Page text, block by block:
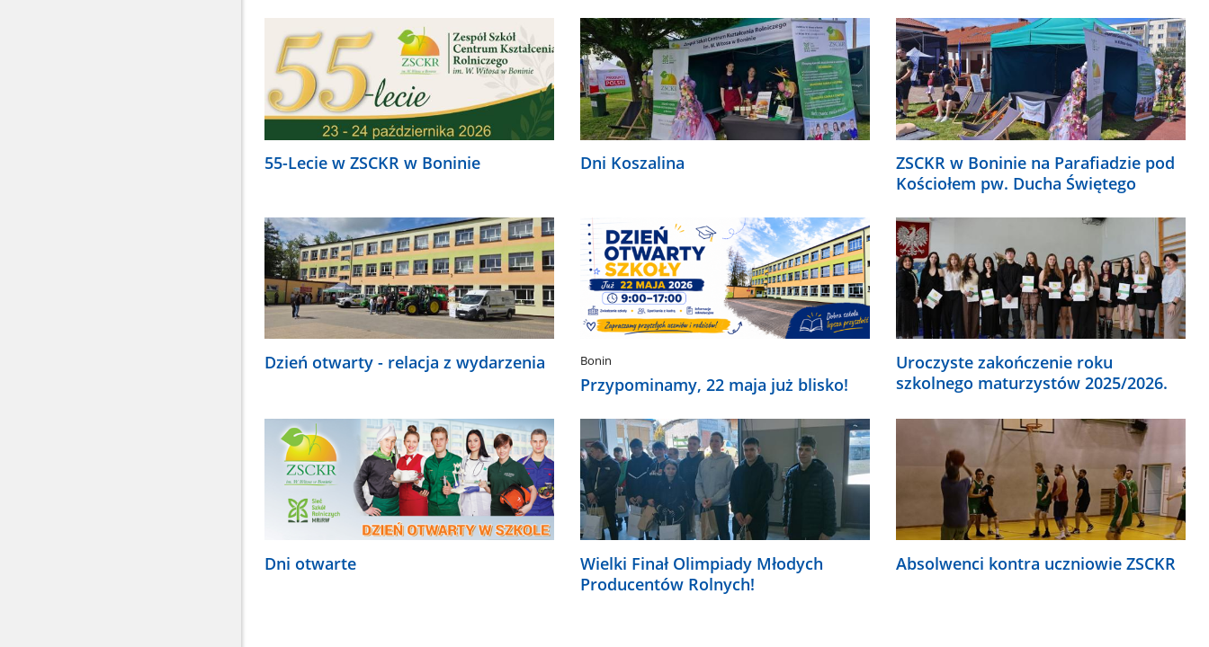
55-Lecie w ZSCKR w Boninie Dni Koszalina
ZSCKR w Boninie na Parafiadzie pod
Kościołem pw. Ducha Świętego
Dzień otwarty - relacja z wydarzenia Bonin
Przypominamy, 22 maja już blisko!
Uroczyste zakończenie roku
szkolnego maturzystów 2025/2026.
Dni otwarte
Wielki Finał Olimpiady Młodych
Producentów Rolnych!
Absolwenci kontra uczniowie ZSCKR